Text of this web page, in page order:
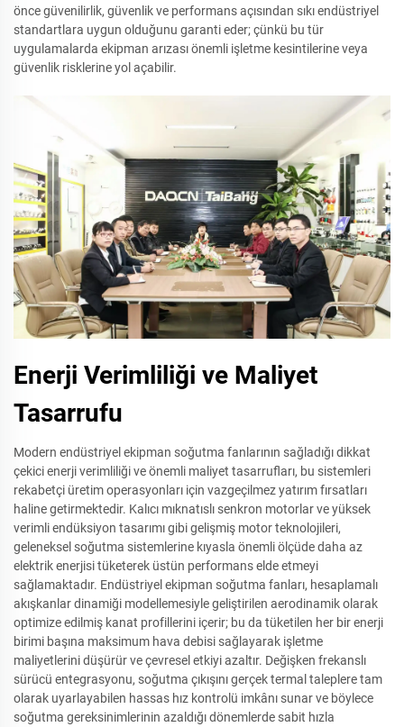
önce güvenilirlik, güvenlik ve performans açısından sıkı endüstriyel
standartlara uygun olduğunu garanti eder; çünkü bu tür
uygulamalarda ekipman arızası önemli işletme kesintilerine veya
güvenlik risklerine yol açabilir.
Enerji Verimliliği ve Maliyet
Tasarrufu
Modern endüstriyel ekipman soğutma fanlarının sağladığı dikkat
çekici enerji verimliliği ve önemli maliyet tasarrufları, bu sistemleri
rekabetçi üretim operasyonları için vazgeçilmez yatırım fırsatları
haline getirmektedir. Kalıcı mıknatıslı senkron motorlar ve yüksek
verimli endüksiyon tasarımı gibi gelişmiş motor teknolojileri,
geleneksel soğutma sistemlerine kıyasla önemli ölçüde daha az
elektrik enerjisi tüketerek üstün performans elde etmeyi
sağlamaktadır. Endüstriyel ekipman soğutma fanları, hesaplamalı
akışkanlar dinamiği modellemesiyle geliştirilen aerodinamik olarak
optimize edilmiş kanat profillerini içerir; bu da tüketilen her bir enerji
birimi başına maksimum hava debisi sağlayarak işletme
maliyetlerini düşürür ve çevresel etkiyi azaltır. Değişken frekanslı
sürücü entegrasyonu, soğutma çıkışını gerçek termal taleplere tam
olarak uyarlayabilen hassas hız kontrolü imkânı sunar ve böylece
soğutma gereksinimlerinin azaldığı dönemlerde sabit hızla